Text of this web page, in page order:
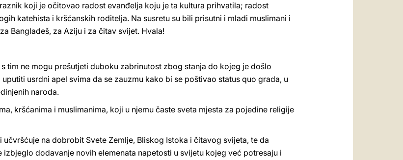
koji je očitovao radost evanđelja koju je ta kultura prihvatila; radost
katehista i kršćanskih roditelja. Na susretu su bili prisutni i mladi muslimani i
Bangladeš, za Aziju i za čitav svijet. Hvala!
tim ne mogu prešutjeti duboku zabrinutost zbog stanja do kojeg je došlo
usrdni apel svima da se zauzmu kako bi se poštivao status quo grada, u
naroda.
kršćanima i muslimanima, koji u njemu časte sveta mjesta za pojedine religije
na dobrobit Svete Zemlje, Bliskog Istoka i čitavog svijeta, te da
dodavanje novih elemenata napetosti u svijetu kojeg već potresaju i